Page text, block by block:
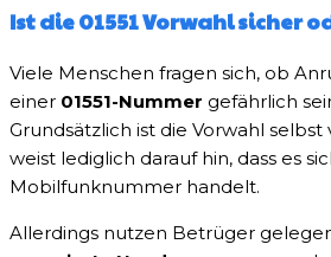
Ist die 01551 Vorwahl sicher
Viele Menschen fragen sich, ob
einer 01551-Nummer gefährlich
Grundsätzlich ist die Vorwahl selbst
weist lediglich darauf hin, dass es
Mobilfunknummer handelt.
Allerdings nutzen Betrüger